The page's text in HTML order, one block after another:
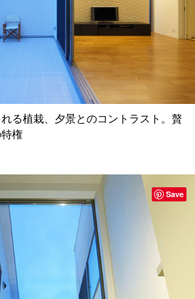
る植栽、夕景とのコントラスト。贅
権
Save